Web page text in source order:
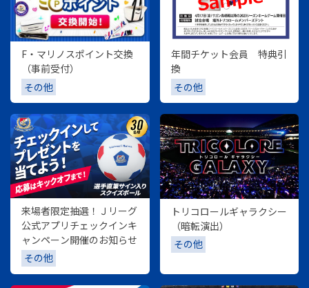
F・マリノスポイント交換
（事前受付）
その他
年間チケット会員 特典引
換
その他
来場者限定抽選！Ｊリーグ
公式アプリチェックインキ
ャンペーン開催のお知らせ
その他
トリコロールギャラクシー
（暗転演出）
その他